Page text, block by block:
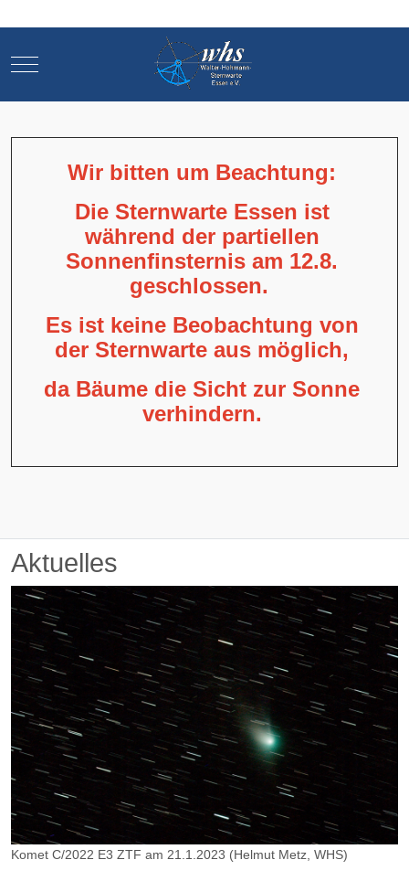
Mobile Menu Toggle
Wir bitten um Beachtung:
Die Sternwarte Essen ist
während der partiellen
Sonnenfinsternis am 12.8.
geschlossen.
Es ist keine Beobachtung von
der Sternwarte aus möglich,
da Bäume die Sicht zur Sonne
verhindern.
Aktuelles
Komet C/2022 E3 ZTF am 21.1.2023 (Helmut Metz, WHS)